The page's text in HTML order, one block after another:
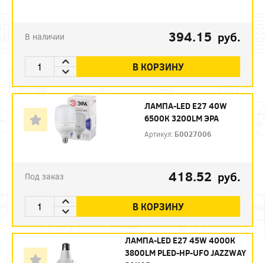
В наличии 394.15 руб.
В КОРЗИНУ
ЛАМПА-LED E27 40W
6500К 3200LM ЭРА
Артикул: Б0027006
Под заказ 418.52 руб.
В КОРЗИНУ
ЛАМПА-LED E27 45W 4000К
3800LM PLED-HP-UFO JAZZWAY